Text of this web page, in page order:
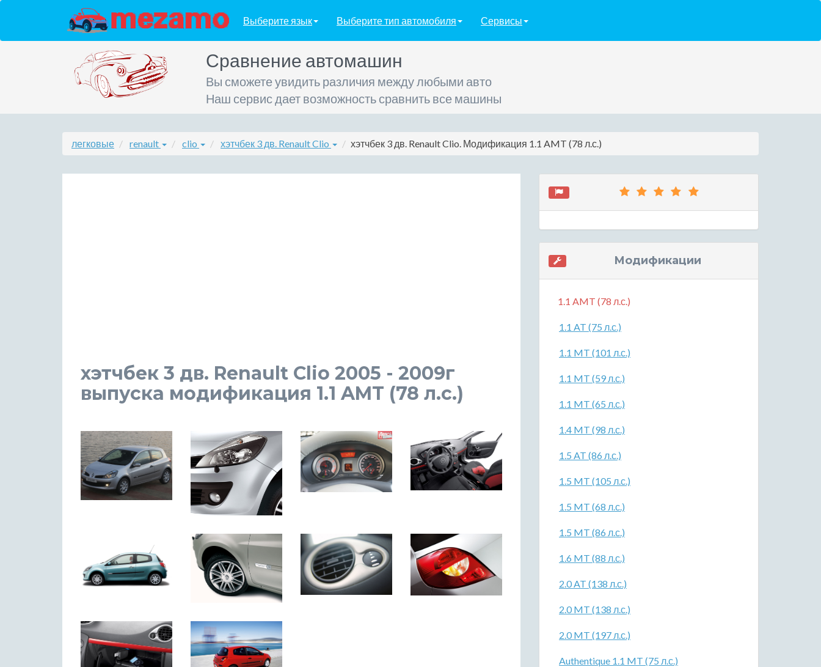
Выберите язык Выберите тип автомобиля Сервисы
Сравнение автомашин
Вы сможете увидить различия между любыми авто
Наш сервис дает возможность сравнить все машины
легковые renault clio хэтчбек 3 дв. Renault Clio хэтчбек 3 дв. Renault Clio. Модификация 1.1 AMT (78 л.с.)
хэтчбек 3 дв. Renault Clio 2005 - 2009г
выпуска модификация 1.1 AMT (78 л.с.)
Модификации
1.1 AMT (78 л.с.)
1.1 AT (75 л.с.)
1.1 MT (101 л.с.)
1.1 MT (59 л.с.)
1.1 MT (65 л.с.)
1.4 MT (98 л.с.)
1.5 AT (86 л.с.)
1.5 MT (105 л.с.)
1.5 MT (68 л.с.)
1.5 MT (86 л.с.)
1.6 MT (88 л.с.)
2.0 AT (138 л.с.)
2.0 MT (138 л.с.)
2.0 MT (197 л.с.)
Authentique 1.1 MT (75 л.с.)